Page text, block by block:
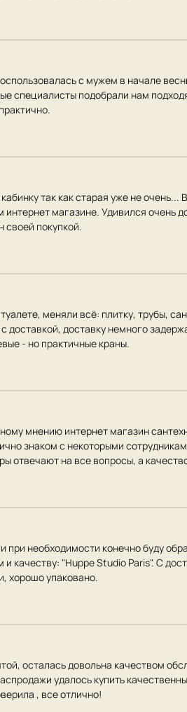
с мужем в начале
специалисты подобрали нам
так как старая уже не
магазине. Удивился очень
своей покупкой.
меняли всё: плитку, трубы,
доставку немного
- но практичные краны.
мнению интернет магазин
знаком с некоторыми
отвечают на все вопросы, а
необходимости конечно буду
"Huppe Studio Paris". С
хорошо упаковано.
осталась довольна качеством
удалось купить
, все отлично!